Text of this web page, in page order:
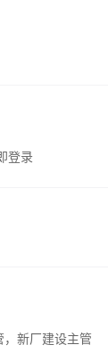
登录
新厂建设主管